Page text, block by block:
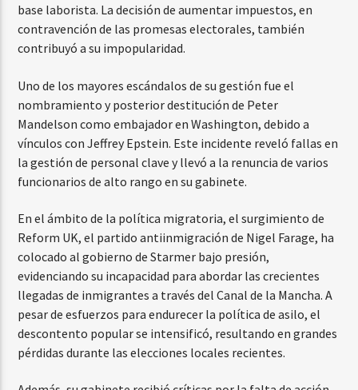
base laborista. La decisión de aumentar impuestos, en
contravención de las promesas electorales, también
contribuyó a su impopularidad.
Uno de los mayores escándalos de su gestión fue el
nombramiento y posterior destitución de Peter
Mandelson como embajador en Washington, debido a
vínculos con Jeffrey Epstein. Este incidente reveló fallas en
la gestión de personal clave y llevó a la renuncia de varios
funcionarios de alto rango en su gabinete.
En el ámbito de la política migratoria, el surgimiento de
Reform UK, el partido antiinmigración de Nigel Farage, ha
colocado al gobierno de Starmer bajo presión,
evidenciando su incapacidad para abordar las crecientes
llegadas de inmigrantes a través del Canal de la Mancha. A
pesar de esfuerzos para endurecer la política de asilo, el
descontento popular se intensificó, resultando en grandes
pérdidas durante las elecciones locales recientes.